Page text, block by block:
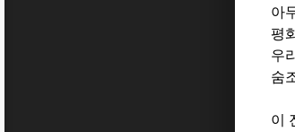
아
평
우
숨
이